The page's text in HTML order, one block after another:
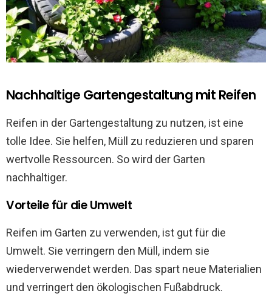
Nachhaltige Gartengestaltung mit Reifen
Reifen in der Gartengestaltung zu nutzen, ist eine
tolle Idee. Sie helfen, Müll zu reduzieren und sparen
wertvolle Ressourcen. So wird der Garten
nachhaltiger.
Vorteile für die Umwelt
Reifen im Garten zu verwenden, ist gut für die
Umwelt. Sie verringern den Müll, indem sie
wiederverwendet werden. Das spart neue Materialien
und verringert den ökologischen Fußabdruck.